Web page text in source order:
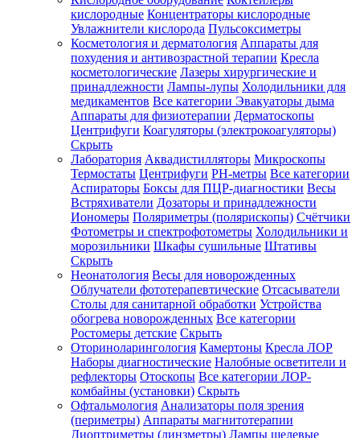
Зарегистрироваться
Зачем
регистрироваться?
Все
покупки
одном
месте
Личный
менеджер
Отслеживание
статуса
заказа
кислородные Концентраторы кислородные
Увлажнители кислорода Пульсоксиметры
Косметология и дерматология Аппараты для
похудения и антивозрастной терапии Кресла
косметологические Лазеры хирургические и
принадлежности Лампы-лупы Холодильники для
медикаментов Все категории Эвакуаторы дыма
Аппараты для физиотерапии Дерматоскопы
Центрифуги Коагуляторы (электрокоагуляторы)
Скрыть
Лаборатория Аквадистилляторы Микроскопы
Термостаты Центрифуги PH-метры Все категории
Аспираторы Боксы для ПЦР-диагностики Весы
Встряхиватели Дозаторы и принадлежности
Иономеры Поляриметры (полярископы) Счётчики
Фотометры и спектрофотометры Холодильники и
морозильники Шкафы сушильные Штативы
Скрыть
Неонатология Весы для новорожденных
Облучатели фототерапевтические Отсасыватели
Столы для санитарной обработки Устройства
обогрева новорожденных Все категории
Ростомеры детские Скрыть
Оториноларингология Камертоны Кресла ЛОР
Наборы диагностические Налобные осветители и
рефлекторы Отоскопы Все категории ЛОР-
комбайны (установки) Скрыть
Офтальмология Анализаторы поля зрения
(периметры) Аппараты магнитотерапии
Диоптриметры (линзметры) Лампы щелевые